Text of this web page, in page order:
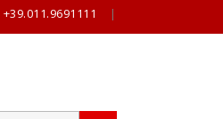
+39.011.9691111 |